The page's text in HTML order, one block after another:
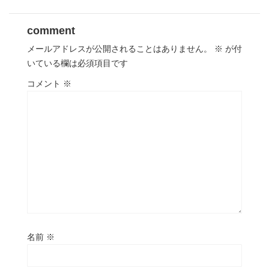
comment
メールアドレスが公開されることはありません。 ※ が付
いている欄は必須項目です
コメント ※
名前 ※